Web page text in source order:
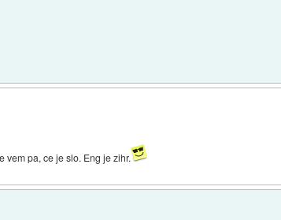
vem pa, ce je slo. Eng je zihr.